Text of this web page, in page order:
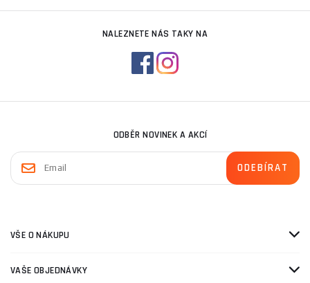
NALEZNETE NÁS TAKY NA
ODBĚR NOVINEK A AKCÍ
VŠE O NÁKUPU
VAŠE OBJEDNÁVKY